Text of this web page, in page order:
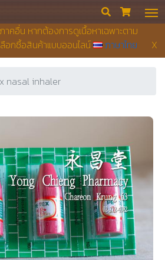
าคอื่น หากต้องการดูเนื้อหาเฉพาะตาม
อกซื้อสินค้าแบบออนไลน์
ภาษาไทย X
 
nasal inhaler